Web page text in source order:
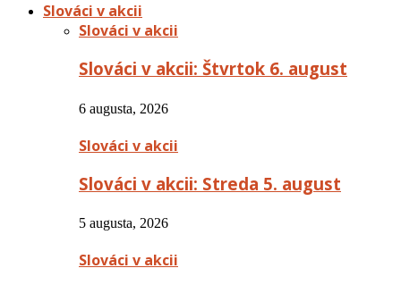
Slováci v akcii
Slováci v akcii
Slováci v akcii: Štvrtok 6. august
6 augusta, 2026
Slováci v akcii
Slováci v akcii: Streda 5. august
5 augusta, 2026
Slováci v akcii